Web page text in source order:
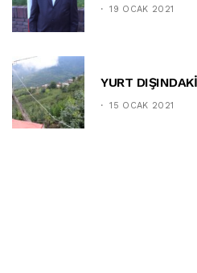
19 OCAK 2021
YURT
15 OCAK 2021